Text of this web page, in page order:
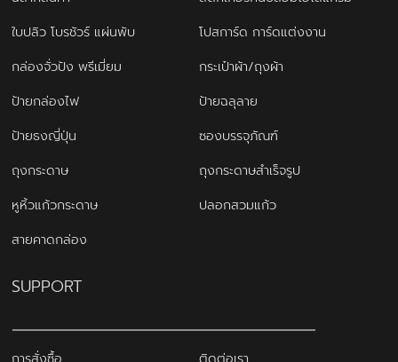
ใบปลิว โบรชัวร์ แผ่นพับ
โปสการ์ด การ์ดแต่งงาน
กล่องจั่วปัง พรีเมี่ยม
กระเป๋าผ้า/ถุงผ้า
ป้ายกล่องไฟ
ป้ายฉลุลาย
ป้ายธงญี่ปุ่น
ซองบรรจุภัณฑ์
ถุงกระดาษ
ถุงกระดาษสำเร็จรูป
หูหิ้วแก้วกระดาษ
ปลอกสวมแก้ว
สายคาดกล่อง
SUPPORT
การสั่งซื้อ ติดต่อเรา